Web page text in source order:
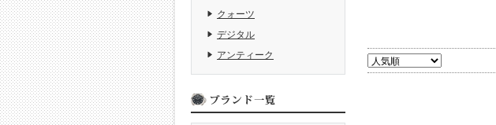
クォーツ
デジタル
アンティーク